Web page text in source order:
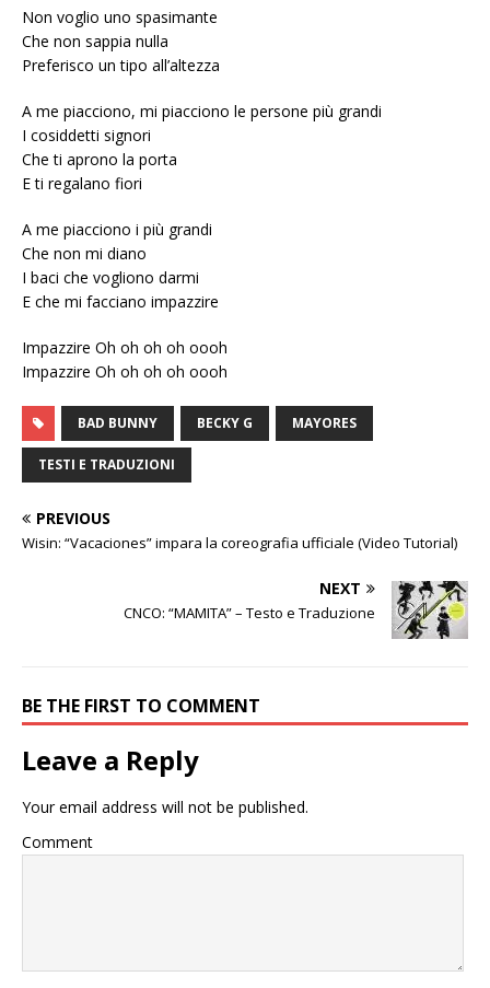
Non voglio uno spasimante
Che non sappia nulla
Preferisco un tipo all’altezza
A me piacciono, mi piacciono le persone più grandi
I cosiddetti signori
Che ti aprono la porta
E ti regalano fiori
A me piacciono i più grandi
Che non mi diano
I baci che vogliono darmi
E che mi facciano impazzire
Impazzire Oh oh oh oh oooh
Impazzire Oh oh oh oh oooh
BAD BUNNY BECKY G MAYORES
TESTI E TRADUZIONI
PREVIOUS
Wisin: “Vacaciones” impara la coreografia ufficiale (Video Tutorial)
NEXT
CNCO: “MAMITA” – Testo e Traduzione
BE THE FIRST TO COMMENT
Leave a Reply
Your email address will not be published.
Comment